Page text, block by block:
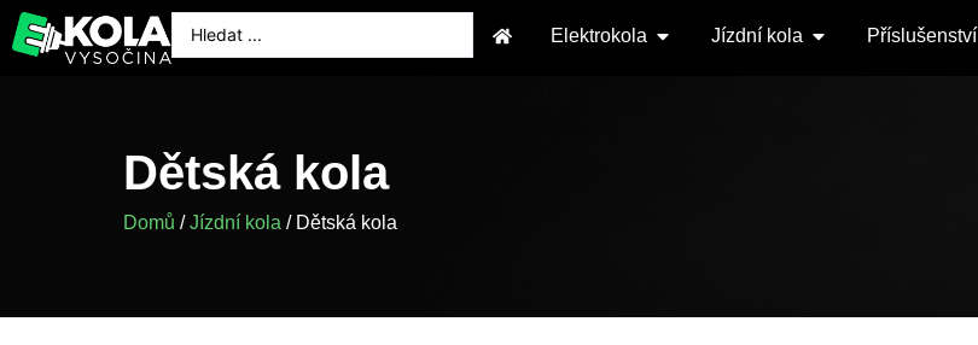
Elektrokola Jízdní kola Příslušenství
Dětská kola
Domů /Jízdní kola / Dětská kola